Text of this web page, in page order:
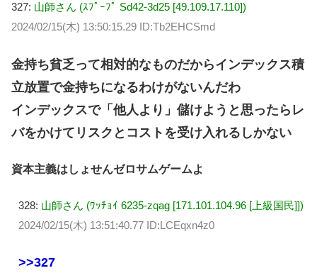
327: 山師さん (ｽﾌﾟｰﾌﾟ Sd42-3d25 [49.109.17.110])
2024/02/15(木) 13:50:15.29 ID:Tb2EHCSmd
金持ち貧乏って相対的なものだからインデックス積
立放置で金持ちになるわけがないんだわ
インデックスで「他人より」儲けようと思ったらレ
バをかけてリスクとコストを受け入れるしかない
資本主義はしょせんゼロサムゲームよ
328: 山師さん (ﾜｯﾁｮｲ 6235-zqag [171.101.104.96 [上級国民]])
2024/02/15(木) 13:51:40.77 ID:LCEqxn4z0
>>327